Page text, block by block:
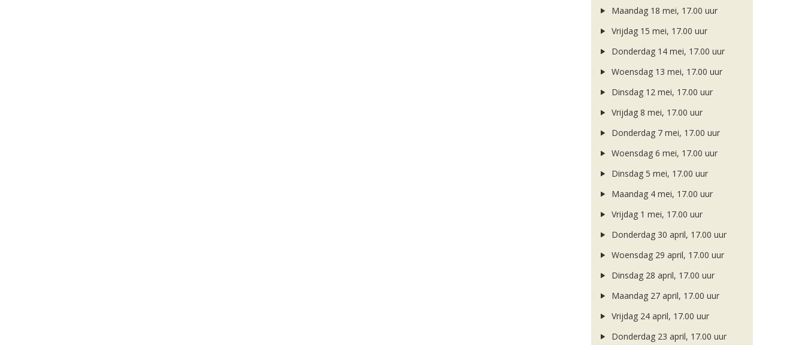
Maandag 18 mei, 17.00 uur
Vrijdag 15 mei, 17.00 uur
Donderdag 14 mei, 17.00 uur
Woensdag 13 mei, 17.00 uur
Dinsdag 12 mei, 17.00 uur
Vrijdag 8 mei, 17.00 uur
Donderdag 7 mei, 17.00 uur
Woensdag 6 mei, 17.00 uur
Dinsdag 5 mei, 17.00 uur
Maandag 4 mei, 17.00 uur
Vrijdag 1 mei, 17.00 uur
Donderdag 30 april, 17.00 uur
Woensdag 29 april, 17.00 uur
Dinsdag 28 april, 17.00 uur
Maandag 27 april, 17.00 uur
Vrijdag 24 april, 17.00 uur
Donderdag 23 april, 17.00 uur